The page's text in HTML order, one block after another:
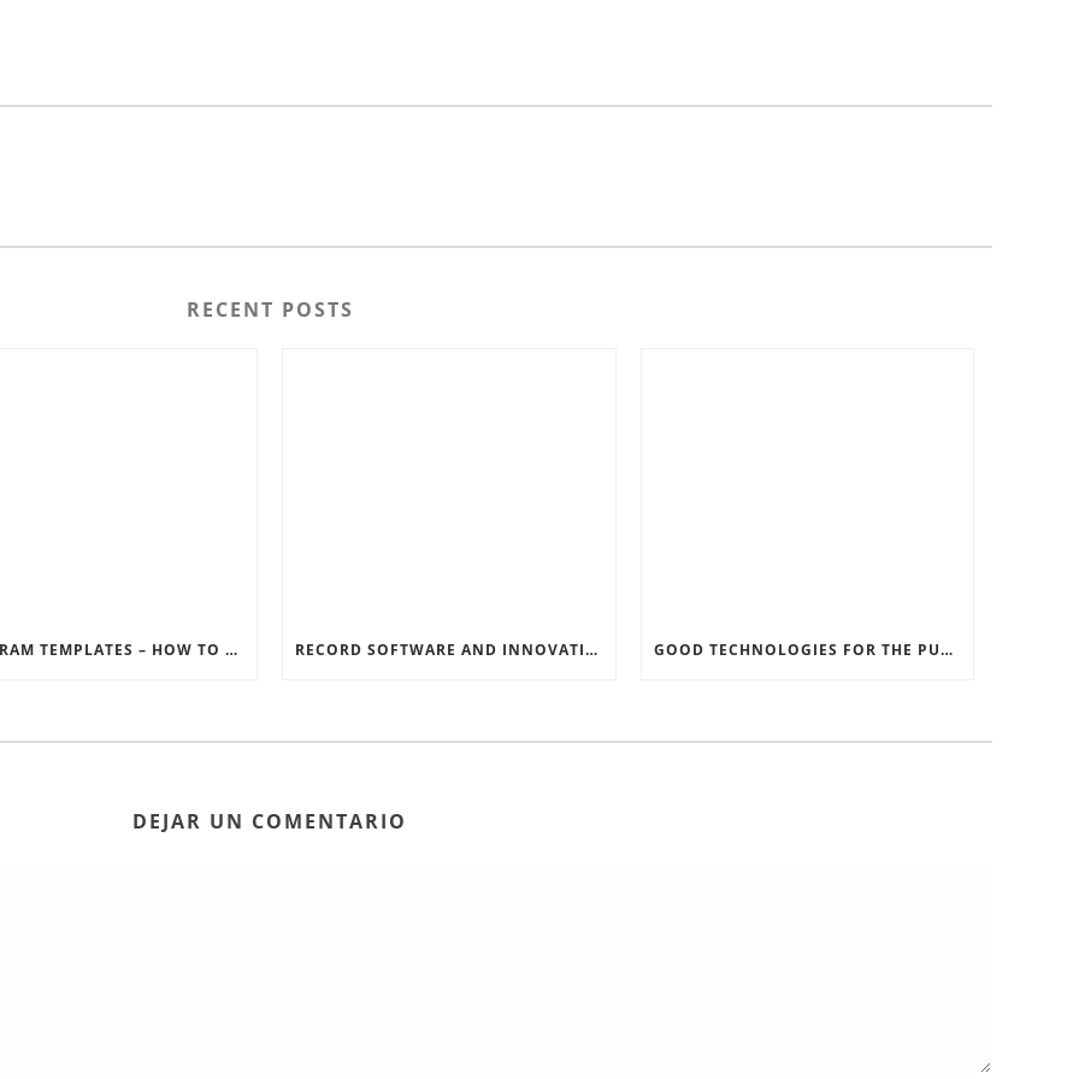
RECENT POSTS
INSTAGRAM TEMPLATES – HOW TO GET THE MOST OUT OF THE SOCIAL MEDIA FEEDS RECORD SOFTWARE AND INNOVATIONS GOOD TECHNOLOGIES FOR THE PURPOSE OF TRAFFIC
DEJAR UN COMENTARIO